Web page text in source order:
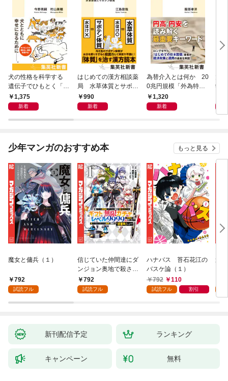
犬の性格を科学する
遺伝子でひもとく「最
良の友」の進化
1,375
新着
はじめての漢方相談薬
局 水草体質とサボテ
ン体質
990
新着
為替介入とは何か 20
0兆円規模「外為特
会」が生まれた謎
1,320
新着
学
少年マンガのおすすめ本 もっと見る
魔女と傭兵（１）
792
試読フル
信じていた仲間達にダ
ンジョン奥地で殺され
かけたがギフト『無限
ガチャ』でレベル９９
（１）
792
試読フル
ハナバス 苔石花江の
バスケ論（１）
792
110
試読フル 割引
追
強
～
新刊配信予定 ランキング
キャンペーン 無料